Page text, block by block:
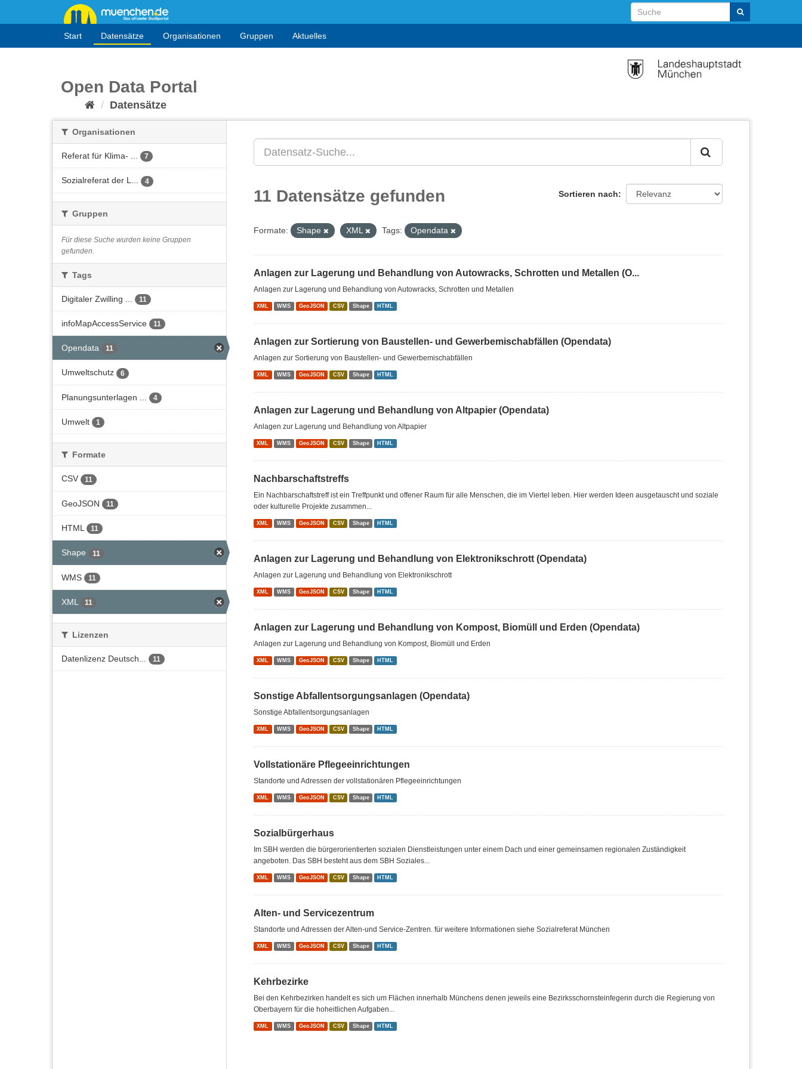
Start Datensätze Organisationen Gruppen Aktuelles
Open Data Portal
Datensätze
Organisationen
Referat für Klima- ... 7
Sozialreferat der L... 4
Gruppen
Für diese Suche wurden keine Gruppen
gefunden.
Tags
Digitaler Zwilling ... 11
infoMapAccessService 11
Opendata 11
Umweltschutz 6
Planungsunterlagen ... 4
Umwelt 1
Formate
CSV 11
GeoJSON 11
HTML 11
Shape 11
WMS 11
XML 11
Lizenzen
Datenlizenz Deutsch... 11
Sortieren nach
11 Datensätze gefunden
Formate: Shape XML Tags: Opendata
Anlagen zur Lagerung und Behandlung von Autowracks, Schrotten und Metallen (O...
Anlagen zur Lagerung und Behandlung von Autowracks, Schrotten und Metallen
XML WMS GeoJSON CSV Shape HTML
Anlagen zur Sortierung von Baustellen- und Gewerbemischabfällen (Opendata)
Anlagen zur Sortierung von Baustellen- und Gewerbemischabfällen
XML WMS GeoJSON CSV Shape HTML
Anlagen zur Lagerung und Behandlung von Altpapier (Opendata)
Anlagen zur Lagerung und Behandlung von Altpapier
XML WMS GeoJSON CSV Shape HTML
Nachbarschaftstreffs
Ein Nachbarschaftstreff ist ein Treffpunkt und offener Raum für alle Menschen, die im Viertel leben. Hier werden Ideen ausgetauscht und soziale
oder kulturelle Projekte zusammen...
XML WMS GeoJSON CSV Shape HTML
Anlagen zur Lagerung und Behandlung von Elektronikschrott (Opendata)
Anlagen zur Lagerung und Behandlung von Elektronikschrott
XML WMS GeoJSON CSV Shape HTML
Anlagen zur Lagerung und Behandlung von Kompost, Biomüll und Erden (Opendata)
Anlagen zur Lagerung und Behandlung von Kompost, Biomüll und Erden
XML WMS GeoJSON CSV Shape HTML
Sonstige Abfallentsorgungsanlagen (Opendata)
Sonstige Abfallentsorgungsanlagen
XML WMS GeoJSON CSV Shape HTML
Vollstationäre Pflegeeinrichtungen
Standorte und Adressen der vollstationären Pflegeeinrichtungen
XML WMS GeoJSON CSV Shape HTML
Sozialbürgerhaus
Im SBH werden die bürgerorientierten sozialen Dienstleistungen unter einem Dach und einer gemeinsamen regionalen Zuständigkeit
angeboten. Das SBH besteht aus dem SBH Soziales...
XML WMS GeoJSON CSV Shape HTML
Alten- und Servicezentrum
Standorte und Adressen der Alten-und Service-Zentren. für weitere Informationen siehe Sozialreferat München
XML WMS GeoJSON CSV Shape HTML
Kehrbezirke
Bei den Kehrbezirken handelt es sich um Flächen innerhalb Münchens denen jeweils eine Bezirksschornsteinfegerin durch die Regierung von
Oberbayern für die hoheitlichen Aufgaben...
XML WMS GeoJSON CSV Shape HTML